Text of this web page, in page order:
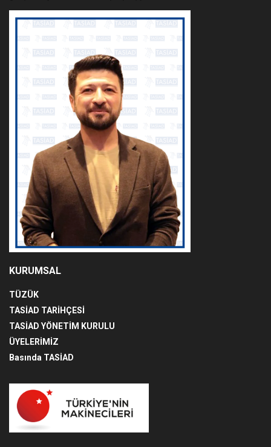
KURUMSAL
TÜZÜK
TASİAD TARİHÇESİ
TASİAD YÖNETİM KURULU
ÜYELERİMİZ
Basında TASİAD